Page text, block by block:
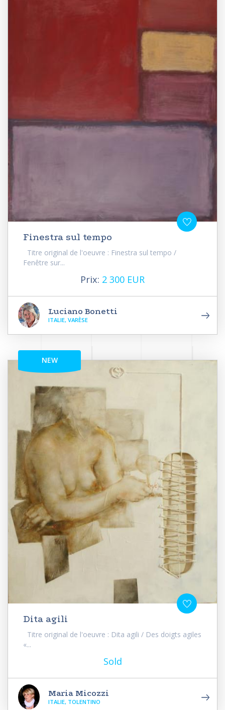
Finestra sul tempo
Titre original de l'oeuvre : Finestra sul tempo /
Fenêtre sur...
Prix: 2 300 EUR
Luciano Bonetti
ITALIE, VARÈSE
NEW
Dita agili
Titre original de l'oeuvre : Dita agili / Des doigts agiles
«...
Sold
Maria Micozzi
ITALIE, TOLENTINO